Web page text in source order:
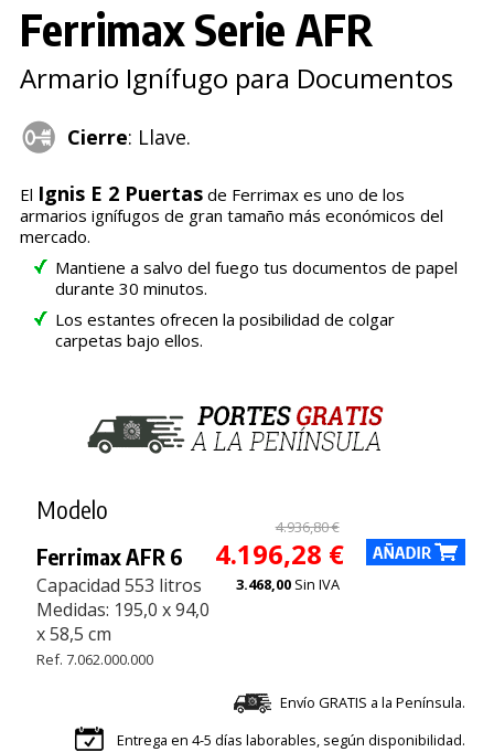
Ferrimax Serie AFR
Armario Ignífugo para Documentos
Cierre: Llave.
El Ignis E 2 Puertasde Ferrimax es uno de los
armarios ignífugos de gran tamaño más económicos del
mercado.
Mantiene a salvo del fuego tus documentos de papel
durante 30 minutos.
Los estantes ofrecen la posibilidad de colgar
carpetas bajo ellos.
Modelo
Ferrimax AFR 6
Capacidad 553 litros
Medidas: 195,0 x 94,0
x 58,5 cm
Ref. 7.062.000.000
4.936,80 €
4.196,28 €
3.468,00 Sin IVA
Envío GRATIS a la Península.
Entrega en 4-5 días laborables, según disponibilidad.